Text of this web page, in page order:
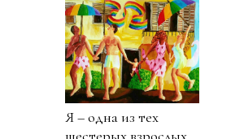
Я – одна из тех шестерых взрослых детей родителей-гомосексуалистов, которые послали письмо в Верховный суд США, прося судей уважать желание граждан сохранить определение брака как союза между одним мужчиной и одной женщиной и исключить все другие определения, чтобы дети могли знать своих биологических родителей и воспитываться ими. Я сама живу в Канаде, где однополые браки были узаконены в 2005 году. Я – дочь отца-гомосексуалиста, умершего от СПИДа. Своим опытом я поделииась в книге «Покончить с прошлым: О воспитании в гомосексуальной семье» (Out From Under: The Impact of Homosexual Parenting). Более пятидесяти уже выросших детей, воспитанных ЛГБТ-родителями, связались со мной и поделились подобными опасениями на тему жизни с в однополых семьях. Многие из нас имеют проблемы с сексуальностью и определением собственного пола из-за влияния семейного окружения в период роста. Мы очень сострадаем людям, имеющим проблемы с сексуальностью и половым самоопределением, и не испытываем никакой враждебности к окружающим. В то же время мы любим своих родителей. Однако когда мы пытаемся рассказать свои истории, нам стараются заткнуть рот и поднимают на смех. В Канаде свобода слова, СМИ, вероисповедания и собрания весьма пострадала из-за давления правительства. Дебаты об однополых браках, которые идут в США, не могли бы существовать легально в нынешней Канаде. Потому что если вы скажете или напишете что-то, что можно посчитать гомофобией (включая неодобрение или хотя бы сомнение в однополых браках), вас подвергнут дисциплинарному взысканию, увольнению или преследованию в законодательном порядке. Почему полиция преследует несогласных под предлогом искоренения «ксенофобских высказываний», когда существуют законные средства и защита против клеветы, очернения, угроз и обвинений, которые равнозначно применимы ко всем американцам? Политика против преступлений на почве нетерпимости, использующая такие термины как «сексуальная ориентация» и «гендерная идентичность» создает неравномерную защиту со стороны закона, при которой одни группы получают больше защиты, чем другие. Дети – это не вещи, которые можно забрать у кровных родителей и передать взрослым, которые никак с ними не связаны. Дети в однополых семьях часто скрывают свое горе и притворяются, что не скучают по биологическим родителям, ощущая давление со стороны взрослых, которые учат их говорить о ныне существующей «семье» только позитивно, учитывая всю политику, которая крутится вокруг ЛГБТ. Однако когда дети теряют своих биологических родителей по таким причинам как смерть, развод, усыновление или искусственная технология рождения, они ощущают внутри болезненную пустоту. То же самое происходило с нами, когда наши родители приводили в наши жизни своих однополых партнеров. Того, кто никогда не мог заменить нашего отсутствующего биологического родителя. Раз за разом нам говорят, что «законодательное разрешение однополых браков не нарушит ничьих прав». Это ложь. Когда в 2005 году в Канаде легализовали однополые «браки», отцовство и материнство немедленно получили новое определение. Закон о гомосексуальных «браках» Канады, Bill C-38, включал пункт об искоренении термина «биологический родитель» и замене его в федеральном законе нейтральным обозначением «законный родитель». Теперь, как определило государство, у всех детей есть только «законные родители». Таким образом, законодательно искореняя биологическое родительство, государство игнорирует первичное право ребенка на неизменное, неотъемлемое желание знать и быть воспитываемым своими собственными биологическими родителями. Матери и отцы — это уникальный дополняющий друг друга дар. В противовес логике однополых «браков», пол родителей имеет огромное значение для здорового развития детей. Мы знаем, например, что большинство мужчин, находящихся в тюрьмах, в детстве росли без отца. Отцы, благодаря своей природе, являются воплощением руководства, защиты и дисциплины, они устанавливают границы и определяют процент приключения и риска в жизни ребенка. Однако отцы не могут питать детей в чреве, рожать их и кормить грудью. Матери питают детей уникальным, полезным для них образом, который не может быть продублирован отцами. Не нужно быть профессором, чтобы понимать, что мужчины и женщины анатомически, биологически, физиологически, психологически, гормонально и неврологически отличаются друг от друга. Эти уникальные различия на протяжении всей жизни приносят такую пользу для детей, которая не может быть повторена однополым «законным» родителем, играющим различные гендерные роли и пытающимся заменить отсутствующий пример мужчины или женщины в доме. Однополые «браки» не только лишают детей их собственного права на естественных родителей, они дают государству власть перешагивать через автономию биологических родителей, что означает узурпацию правительством прав родителей. В Канаде считается дискриминацией мнение о том, что брак может быть только между мужчиной и женщиной или что каждый ребенок должен знать и воспитываться своими биологическими женатыми друг на друге родителями. В Канаде это не просто неполиткорректно: вас могут закидать тысячами долларов юридических претензий и вынудить проходить групповую психотерапию. Любой оскорбленный тем, что вы сказали или написали, может подать жалобу в Суд и Комиссию по правам человека. В Канаде эти организации следят и наказывают граждан за любые оппозиционные высказывания по отношению к людям нетрадиционной сексуальной ориентации. Нужна лишь жалоба, чтобы человек предстал перед трибуналом и уплатил десятки тысяч долларов штрафов. У комиссий есть полномочия проникать в частные апартаменты и изымать любые предметы в ходе проверки человека на «ксенофобские высказывания». Юридические издержки истца, подавшего жалобу, полностью оплачиваются государством. С ответчиком дело обстоит по-другому: даже если его признали невиновным, он никак не может возместить свои юридические издержки. Если его признали виновным, он еще должен выплатить штраф человеку (людям), подавшему жалобу. Если ваши убеждения, моральные ценности и политическое мнение отличаются от государственных, вы рискуете потерять профессиональную лицензию, работу, бизнес и даже детей. Ярчайший пример – община ортодоксальных иудеев Лев Тахор («Чистое сердце»). Многие члены которой, вовлеченные в битву за опеку с центрами по защите детей, начали покидать Чатам, Онтарио и уезжать в Гватемалу в марте 2014 года, чтобы избежать правительственного преследования за свое вероисповедание, которое не соответствовало руководящим принципам провинции. Из двухсот членов общины только полдюжины семей остаются жить в Чатаме. Родители могут ожидать вмешательства государства всегда, когда дело касается моральных ценностей, воспитания и образования, причем не только в школе. Государство имеет доступ в ваш дом, чтобы следить за вами, как родителем, и оценивать вашу пригодность. И если государству не нравится то, чему вы учите своих детей, оно попытается забрать их из вашей семьи. Учителя не могут выражать свое мнение путем комментариев публикаций в социальных сетях, написанием писем редакторам СМИ, участием в общественных дебатах и даже голосованием так, как диктует им их совесть. Они могут быть оштрафованы или понижены в должности. По прихоти бюрократов они в обязательном порядке могут быть направлены на курсы переобразования или групповую психотерапию, или их могут уволить за политически некорректные мысли. Когда в Канаде были узаконены однополые «браки», был введен гендерно нейтральный язык. Новояз объявляет дискриминативным предположение, что человек – либо мужчина либо женщина, другим словом, гетеросексуал. Теперь особый гендерно-не-обособленный язык используется в СМИ, в официальных заявлениях правительства, на рабочих местах и особенно в школах, чтобы избежать появления невежественности, гомофобии и дискриминации. Во многих школах используется особые курсы, чтобы научить студентов пользоваться правильным нейтральным гендерным языком. Без ведома многих родителей в канадских школах постепенно уничтожаются использование гендерных терминов для описания мужа и жены, отца и матери, Дня Матери и Отца, и местоимения «он» и «она». Согласно Канадской хартии прав и свобод, граждане Канады имеют право на: (1) свободу совести и вероисповедания; (2) свободу мысли, веры, мнения и выражения, включая свободу прессы и других средств коммуникации; (3) свободу мирных собраний; и (4) свободу профсоюзов. В реальности все эти свободы были урезаны при легализации однополых «браков». Организаторы свадеб, владельцы банкетных залов, гостиниц, флористы, фотографы и пекари уже не имеют свобод; право совести игнорируется, а религиозные свободы в Канаде попраны. Однако это происходит не только в индустрии свадеб. Любой владелец бизнеса не может позволить себе применить тактику или принять какое-то решение, если они не согласуются с решениями судов или правительственными законами против дискриминации по сексуальной ориентации и гендерному самоопределению. В конечном итоге это означает, что государство диктует своим гражданам, могут ли они выражать свое мнение или нет. Свобода собраний и свобода выражать свое мнение о браке между мужчиной и женщиной, семье и сексуальности тоже ограничена. Большинство религиозных общин во избежание огромных штрафов стали «политически корректными». Канадские СМИ ограничены Канадским радио, телевидением и комиссией по телекоммуникациям (CRTC), которая похожа на Федеральное агентство по связям в США. Если в СМИ появится что-нибудь дискриминационное, будет отозвана лицензия на вещание и «органы защиты прав человека» могут наложить штрафы и ограничить выпуск будущих программ. Примером законно урезанной речи в отношении гомосексуальности в Канаде служит случай Билла Уаткотта (Bill Whatcott), арестованного за ксенофобские высказывания в апреле 2014 года после раздачи памфлетов, критикующих гомосексуализм. Независимо от того, разделяете ли вы его мнение или нет, вас должно поразить то, как правительство затыкает людям рот. Книги, DVD и другие мате